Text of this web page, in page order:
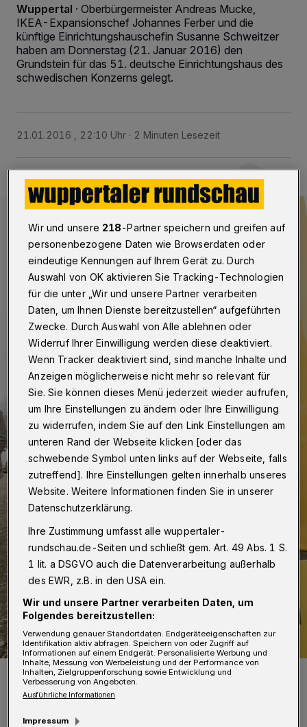
Wuppertal · Oberbürgermeister Andreas Mucke,
IKEA-Expansionschef Johannes Ferber und die
künftige Einrichtungshauschefin Susanne Schweitzer
haben am Donnerstag (21. Januar 2016) den
Grundstein für das 51. deutsche Einrichtungshaus des
schwedischen Konzerns gelegt.
21.01.2016 , 22:10 Uhr 2 Minuten Lesezeit
Oberbürgermeister Andreas Mucke, Einrichtungshauschefin
Susanne Schweitzer und IKEA-Expansionschef Johannes Ferber
(v.li.).
Wir und unsere 218-Partner speichern und greifen auf
personenbezogene Daten wie Browserdaten oder
eindeutige Kennungen auf Ihrem Gerät zu. Durch
Auswahl von OK aktivieren Sie Tracking-Technologien
für die unter „Wir und unsere Partner verarbeiten
Daten, um Ihnen Dienste bereitzustellen“ aufgeführten
Zwecke. Durch Auswahl von Alle ablehnen oder
Widerruf Ihrer Einwilligung werden diese deaktiviert.
Wenn Tracker deaktiviert sind, sind manche Inhalte und
Anzeigen möglicherweise nicht mehr so relevant für
Sie. Sie können dieses Menü jederzeit wieder aufrufen,
um Ihre Einstellungen zu ändern oder Ihre Einwilligung
zu widerrufen, indem Sie auf den Link Einstellungen am
unteren Rand der Webseite klicken [oder das
schwebende Symbol unten links auf der Webseite, falls
zutreffend]. Ihre Einstellungen gelten innerhalb unseres
Website. Weitere Informationen finden Sie in unserer
Datenschutzerklärung.
Ihre Zustimmung umfasst alle wuppertaler-
rundschau.de-Seiten und schließt gem. Art. 49 Abs. 1 S.
1 lit. a DSGVO auch die Datenverarbeitung außerhalb
des EWR, z.B. in den USA ein.
Wir und unsere Partner verarbeiten Daten, um
Folgendes bereitzustellen:
Verwendung genauer Standortdaten. Endgeräteeigenschaften zur
Identifikation aktiv abfragen. Speichern von oder Zugriff auf
Informationen auf einem Endgerät. Personalisierte Werbung und
Inhalte, Messung von Werbeleistung und der Performance von
Inhalten, Zielgruppenforschung sowie Entwicklung und
Verbesserung von Angeboten.
Ausführliche Informationen
Impressum